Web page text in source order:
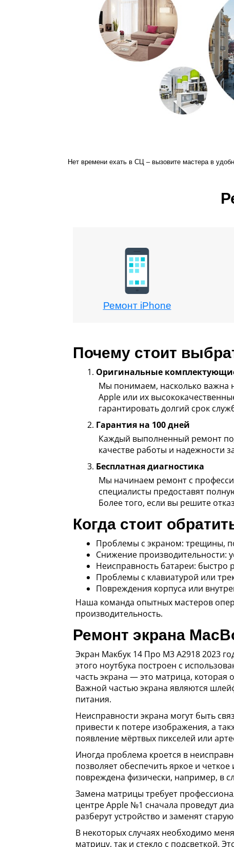
Нет времени ехать в СЦ – вызовите мастера в
Ремонт iPhone
Почему стоит
Оригинальные
Мы понимаем, насколько важна
Apple или их
гарантировать долгий срок
Гарантия на 100 дней
Каждый выполненный ремонт
качестве работы и надежности
Бесплатная диагностика
Мы начинаем ремонт с
специалисты предоставят
Более того, если вы решите
Когда стоит
Проблемы с экраном: трещины,
Снижение производительности:
Неисправность батареи: быстро
Проблемы с клавиатурой или
Повреждения корпуса или
Наша команда опытных мастеров
производительность.
Ремонт экрана
Экран Макбук 14 Про M3 A2918 2023
этого ноутбука построен с
часть экрана — это матрица,
Важной частью экрана являются
питания.
Неисправности экрана могут быть
привести к потере изображения, а
появление мёртвых пикселей или
Иногда проблема кроется в
позволяет обеспечить яркое и
повреждена физически, например, в
Замена матрицы требует
центре Apple №1 сначала проведут
разберут устройство и заменят
В некоторых случаях необходимо
матрицу, так и стекло с подсветкой.